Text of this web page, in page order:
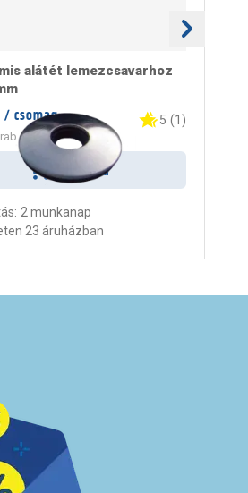
alátét lemezcsavarhoz
/ csomag 5 (1 )
Kosárba
2 munkanap
23 áruházban